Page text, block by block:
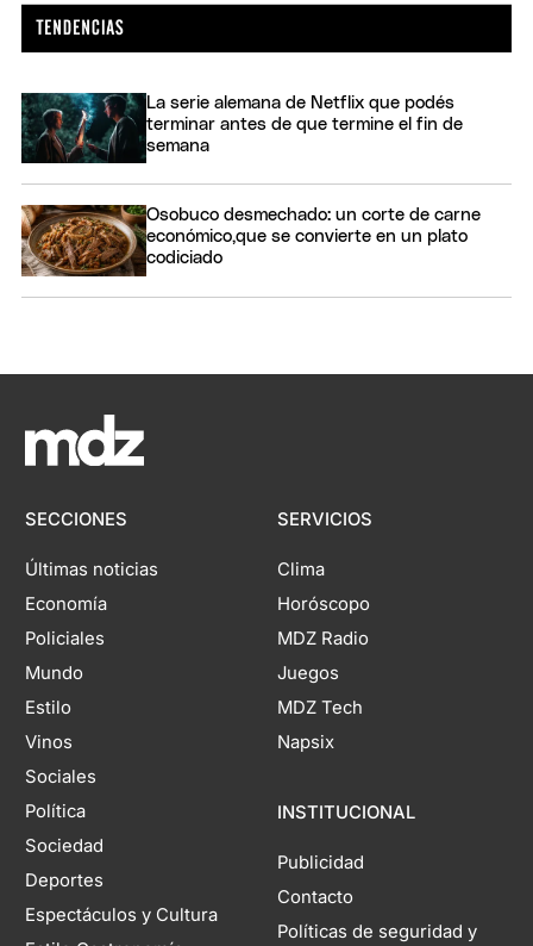
La serie alemana de Netflix que podés
terminar antes de que termine el fin de
semana
Osobuco desmechado: un corte de carne
económico,que se convierte en un plato
codiciado
SECCIONES
Últimas noticias
Economía
Policiales
Mundo
Estilo
Vinos
Sociales
Política
Sociedad
Deportes
Espectáculos y Cultura
SERVICIOS
Clima
Horóscopo
MDZ Radio
Juegos
MDZ Tech
Napsix
INSTITUCIONAL
Publicidad
Contacto
Políticas de seguridad y